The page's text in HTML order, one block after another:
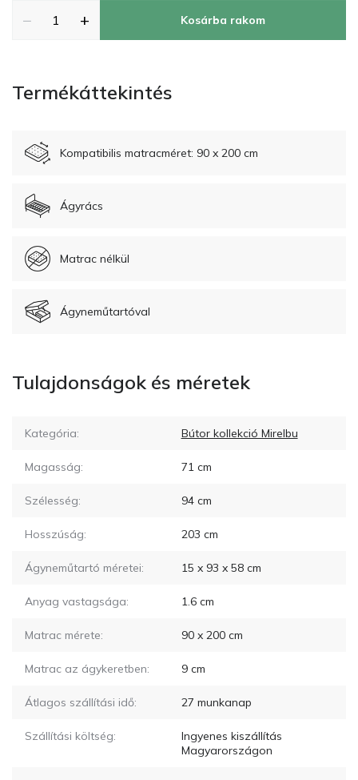
− + Kosárba rakom
Termékáttekintés
Kompatibilis matracméret: 90 x 200 cm
Ágyrács
Matrac nélkül
Ágyneműtartóval
Tulajdonságok és méretek
Kategória: Bútor kollekció Mirelbu
Magasság: 71cm
Szélesség: 94cm
Hosszúság: 203 cm
Ágyneműtartó méretei: 15 x 93 x 58cm
Anyag vastagsága: 1.6cm
Matrac mérete: 90 x 200 cm
Matrac az ágykeretben: 9cm
Átlagos szállítási idő: 27 munkanap
Szállítási költség:
Ingyenes kiszállítás
Magyarországon